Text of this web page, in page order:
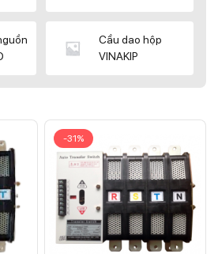
Cầu dao hộp
VINAKIP
-31%